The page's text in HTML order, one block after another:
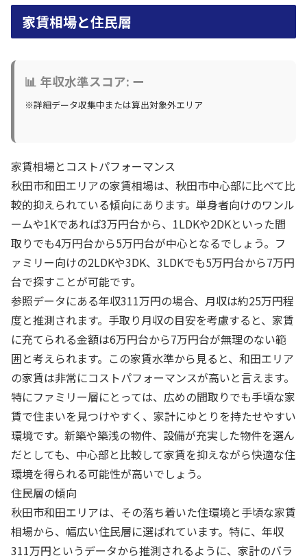
家賃相場と住民層
📊 年収水準スコア: ー
※詳細データ収集中または算出対象外エリア
家賃相場とコストパフォーマンス
秋田市和田エリアの家賃相場は、秋田市中心部に比べて比
較的抑えられている傾向にあります。単身者向けのワンル
ームや1Kであれば3万円台から、1LDKや2DKといった間
取りでも4万円台から5万円台が中心となるでしょう。フ
ァミリー向けの2LDKや3DK、3LDKでも5万円台から7万円
台で探すことが可能です。
参照データにある年収311万円の場合、月収は約25万円程
度と推測されます。手取り月収の目安を考慮すると、家賃
に充てられる金額は6万円台から7万円台が無理のない範
囲と考えられます。この家賃水準から見ると、和田エリア
の家賃は非常にコストパフォーマンスが高いと言えます。
特にファミリー層にとっては、広めの間取りでも手頃な家
賃で住まいを見つけやすく、家計にゆとりを持たせやすい
環境です。新築や築浅の物件、設備が充実した物件を選ん
だとしても、中心部と比較して家賃を抑えながら快適な住
環境を得られる可能性が高いでしょう。
住民層の傾向
秋田市和田エリアは、その落ち着いた住環境と手頃な家賃
相場から、幅広い住民層に選ばれています。特に、年収
311万円というデータから推測されるように、家計のバラ